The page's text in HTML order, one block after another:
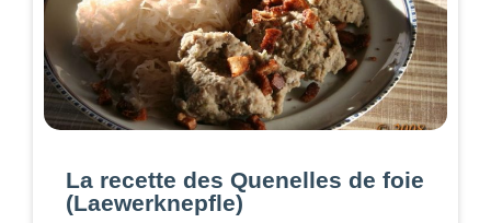
La recette des Quenelles de foie
(Laewerknepfle)